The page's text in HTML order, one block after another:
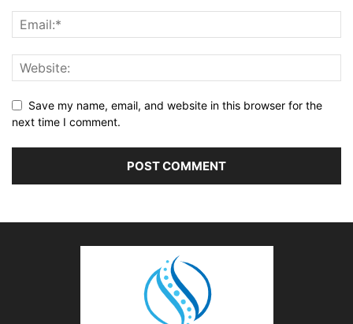
Save my name, email, and website in this browser for the
next time I comment.